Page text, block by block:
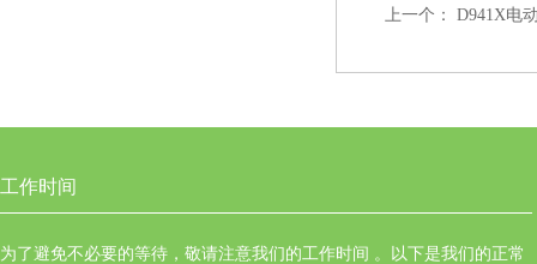
上一个： D941X电
工作时间
为了避免不必要的等待，敬请注意我们的工作时间 。以下是我们的正常